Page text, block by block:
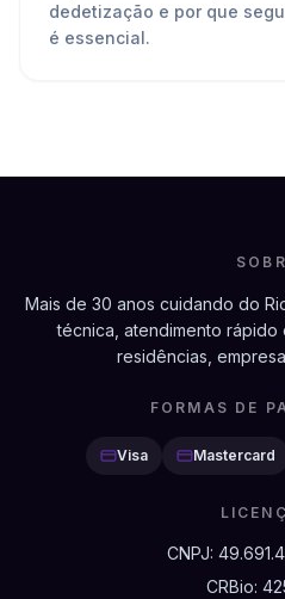
dedetização e por que
é essencial.
Mais de 30 anos cuidando do
técnica, atendimento rápido
residências,
FORMAS DE
Visa Mastercard
CNPJ:
CRBio: